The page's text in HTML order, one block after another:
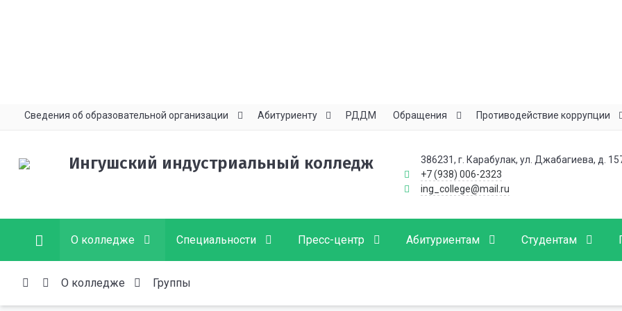
Сведения об образовательной организации Абитуриенту РДДМ Обращения Противодействие коррупции
Ингушский индустриальный колледж
386231, г. Карабулак, ул. Джабагиева, д.
+7 (938) 006-2323
ing_college@mail.ru
О колледже Специальности Пресс-центр Абитуриентам Студентам
О колледже Группы